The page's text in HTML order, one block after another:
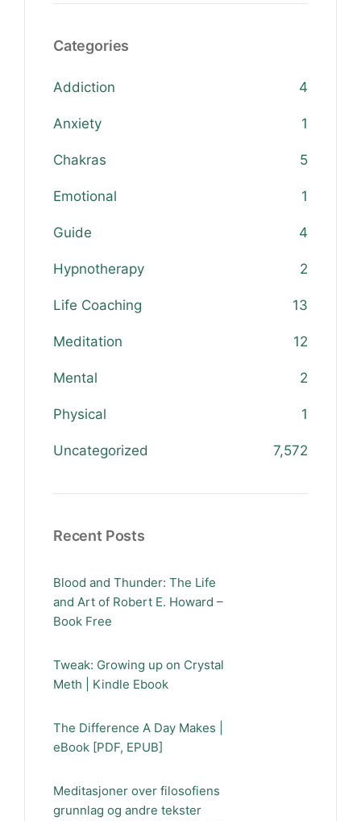
Categories
Addiction 4
Anxiety 1
Chakras 5
Emotional 1
Guide 4
Hypnotherapy 2
Life Coaching 13
Meditation 12
Mental 2
Physical 1
Uncategorized 7,572
Recent Posts
Blood and Thunder: The Life
and Art of Robert E. Howard –
Book Free
Tweak: Growing up on Crystal
Meth | Kindle Ebook
The Difference A Day Makes |
eBook [PDF, EPUB]
Meditasjoner over filosofiens
grunnlag og andre tekster